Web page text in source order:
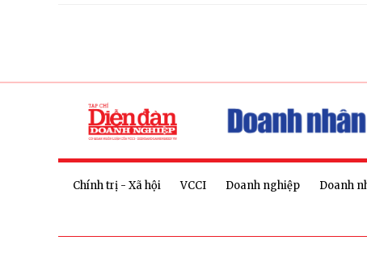
Chính trị - Xã hội VCCI Doanh nghiệp Doanh